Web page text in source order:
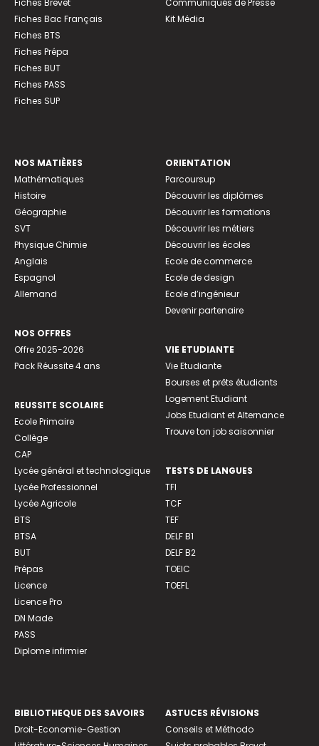
Fiches Bac Français
Fiches BTS
Fiches Prépa
Fiches BUT
Fiches PASS
Fiches SUP
Kit Média
NOS MATIÈRES
Mathématiques
Histoire
Géographie
SVT
Physique Chimie
Anglais
Espagnol
Allemand
NOS OFFRES
Offre 2025-2026
Pack Réussite 4 ans
REUSSITE SCOLAIRE
Ecole Primaire
Collège
CAP
Lycée général et technologique
Lycée Professionnel
Lycée Agricole
BTS
BTSA
BUT
Prépas
Licence
Licence Pro
DN Made
PASS
Diplome infirmier
ORIENTATION
Parcoursup
Découvrir les diplômes
Découvrir les formations
Découvrir les métiers
Découvrir les écoles
Ecole de commerce
Ecole de design
Ecole d’ingénieur
Devenir partenaire
VIE ETUDIANTE
Vie Etudiante
Bourses et prêts étudiants
Logement Etudiant
Jobs Etudiant et Alternance
Trouve ton job saisonnier
TESTS DE LANGUES
TFI
TCF
TEF
DELF B1
DELF B2
TOEIC
TOEFL
BIBLIOTHEQUE DES SAVOIRS
Droit-Economie-Gestion
ASTUCES RÉVISIONS
Conseils et Méthodo